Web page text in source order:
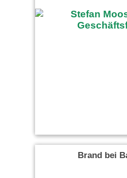
Brand bei